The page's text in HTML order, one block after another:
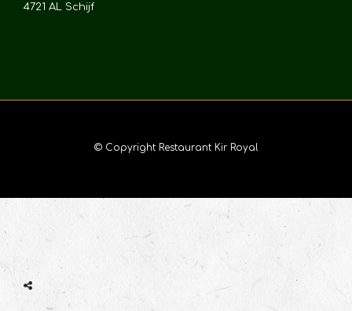
4721 AL Schijf
© Copyright Restaurant Kir Royal